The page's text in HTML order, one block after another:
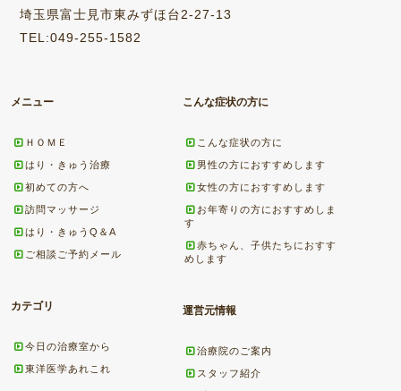
埼玉県富士見市東みずほ台2-27-13
TEL:049-255-1582
メニュー
ＨＯＭＥ
はり・きゅう治療
初めての方へ
訪問マッサージ
はり・きゅうQ＆A
ご相談ご予約メール
こんな症状の方に
こんな症状の方に
男性の方におすすめします
女性の方におすすめします
お年寄りの方におすすめしま
す
赤ちゃん、子供たちにおすす
めします
カテゴリ
今日の治療室から
東洋医学あれこれ
運営元情報
治療院のご案内
スタッフ紹介